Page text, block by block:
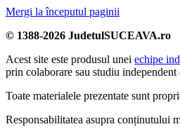
Mergi la începutul paginii
© 1388-2026 JudetulSUCEAVA.ro
Acest site este produsul unei echipe
prin colaborare sau studiu
Toate materialele prezentate sunt
Responsabilitatea asupra conținutului